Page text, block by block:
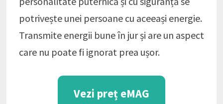
potrivește unei persoane cu aceeași energie.
Transmite energii bune în jur și are un aspect
care nu poate fi ignorat prea ușor.
Vezi preț eMAG